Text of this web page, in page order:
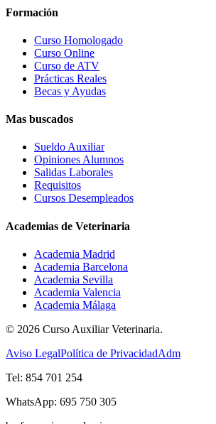
Formación
Curso Homologado
Curso Online
Curso de ATV
Prácticas Reales
Becas y Ayudas
Mas buscados
Sueldo Auxiliar
Opiniones Alumnos
Salidas Laborales
Requisitos
Cursos Desempleados
Academias de Veterinaria
Academia Madrid
Academia Barcelona
Academia Sevilla
Academia Valencia
Academia Málaga
© 2026 Curso Auxiliar Veterinaria.
Aviso LegalPolítica de PrivacidadAdm
Tel: 854 701 254
WhatsApp: 695 750 305